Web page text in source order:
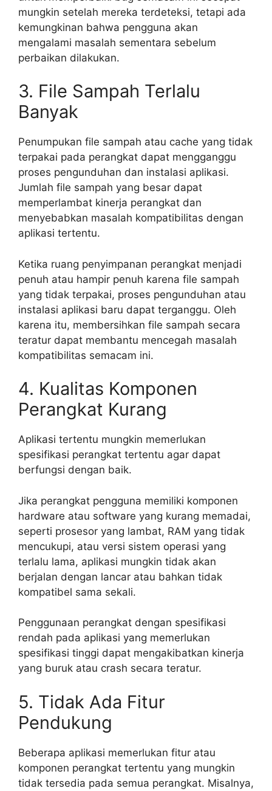
mungkin setelah mereka terdeteksi, tetapi ada
kemungkinan bahwa pengguna akan
mengalami masalah sementara sebelum
perbaikan dilakukan.
3. File Sampah Terlalu
Banyak
Penumpukan file sampah atau cache yang tidak
terpakai pada perangkat dapat mengganggu
proses pengunduhan dan instalasi aplikasi.
Jumlah file sampah yang besar dapat
memperlambat kinerja perangkat dan
menyebabkan masalah kompatibilitas dengan
aplikasi tertentu.
Ketika ruang penyimpanan perangkat menjadi
penuh atau hampir penuh karena file sampah
yang tidak terpakai, proses pengunduhan atau
instalasi aplikasi baru dapat terganggu. Oleh
karena itu, membersihkan file sampah secara
teratur dapat membantu mencegah masalah
kompatibilitas semacam ini.
4. Kualitas Komponen
Perangkat Kurang
Aplikasi tertentu mungkin memerlukan
spesifikasi perangkat tertentu agar dapat
berfungsi dengan baik.
Jika perangkat pengguna memiliki komponen
hardware atau software yang kurang memadai,
seperti prosesor yang lambat, RAM yang tidak
mencukupi, atau versi sistem operasi yang
terlalu lama, aplikasi mungkin tidak akan
berjalan dengan lancar atau bahkan tidak
kompatibel sama sekali.
Penggunaan perangkat dengan spesifikasi
rendah pada aplikasi yang memerlukan
spesifikasi tinggi dapat mengakibatkan kinerja
yang buruk atau crash secara teratur.
5. Tidak Ada Fitur
Pendukung
Beberapa aplikasi memerlukan fitur atau
komponen perangkat tertentu yang mungkin
tidak tersedia pada semua perangkat. Misalnya,